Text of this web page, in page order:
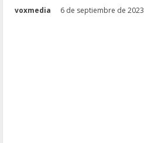
voxmedia 6 de septiembre de 2023